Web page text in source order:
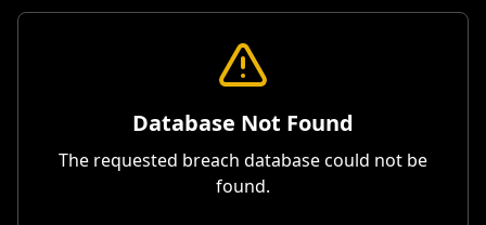
Database Not Found
The requested breach database could not be
found.